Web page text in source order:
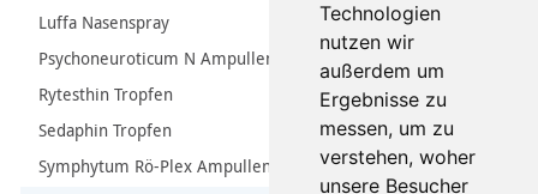
Technologien
nutzen wir
außerdem um
Ergebnisse zu
messen, um zu
verstehen, woher
unsere Besucher
Luffa Nasenspray
Psychoneuroticum N Ampullen
Rytesthin Tropfen
Sedaphin Tropfen
Symphytum Rö-Plex Ampullen